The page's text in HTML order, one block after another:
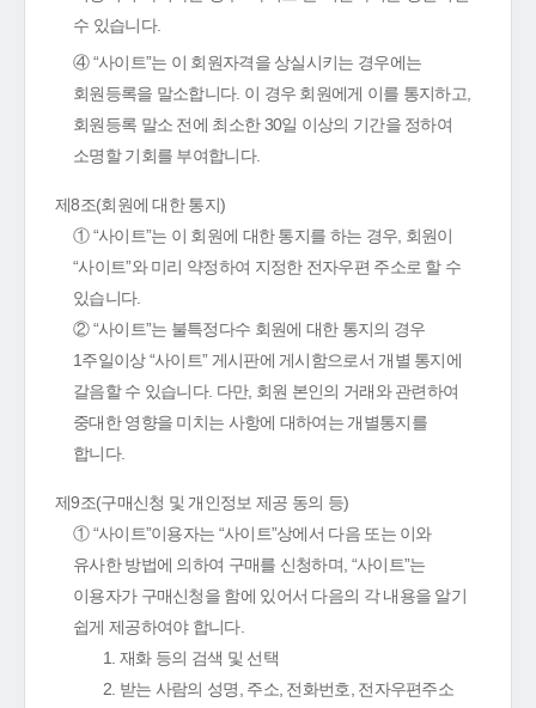
수 있습니다.
④ “사이트”는 이 회원자격을 상실시키는 경우에는
회원등록을 말소합니다. 이 경우 회원에게 이를 통지하고,
회원등록 말소 전에 최소한 30일 이상의 기간을 정하여
소명할 기회를 부여합니다.
제8조(회원에 대한 통지)
① “사이트”는 이 회원에 대한 통지를 하는 경우, 회원이
“사이트”와 미리 약정하여 지정한 전자우편 주소로 할 수
있습니다.
② “사이트”는 불특정다수 회원에 대한 통지의 경우
1주일이상 “사이트” 게시판에 게시함으로서 개별 통지에
갈음할 수 있습니다. 다만, 회원 본인의 거래와 관련하여
중대한 영향을 미치는 사항에 대하여는 개별통지를
합니다.
제9조(구매신청 및 개인정보 제공 동의 등)
① “사이트”이용자는 “사이트”상에서 다음 또는 이와
유사한 방법에 의하여 구매를 신청하며, “사이트”는
이용자가 구매신청을 함에 있어서 다음의 각 내용을 알기
쉽게 제공하여야 합니다.
1. 재화 등의 검색 및 선택
2. 받는 사람의 성명, 주소, 전화번호, 전자우편주소